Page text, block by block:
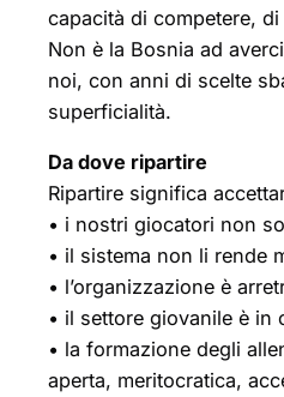
capacità di competere,
Non è la Bosnia ad
noi, con anni di scelte
superficialità.
Da dove ripartire
Ripartire significa
• i nostri giocatori non
• il sistema non li rende
• l’organizzazione è
• il settore giovanile è in
• la formazione degli
aperta, meritocratica,